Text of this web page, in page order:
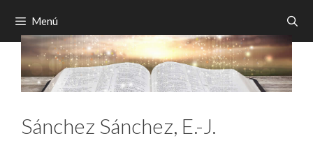
Menú
Sánchez Sánchez, E.-J.